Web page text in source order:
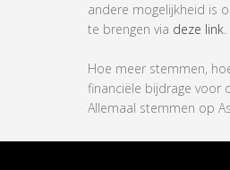
andere mogelijkheid is
te brengen via deze link.
Hoe meer stemmen,
financiële bijdrage voor
Allemaal stemmen op